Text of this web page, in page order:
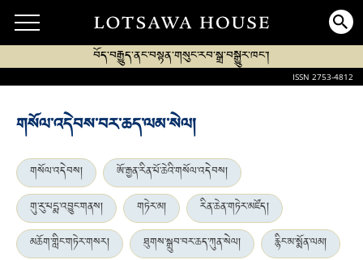
བོད་བརྒྱུད་ནང་བསྟན་གསུང་རབ་སྒྲ་བསྒྱུར་ཁང་།
ISSN 2753-4812
གསོལ་འདེབས་བར་ཆད་ལམ་སེལ།
གསོལ་འདེབས།
ཨོ་རྒྱན་རིན་པོ་ཆེའི་གསོལ་འདེབས།
གུ་རུ་པདྨ་འབྱུང་གནས།
གཏེར་མ།
རིན་ཆེན་གཏེར་མཛོད།
མཆོག་གླིང་གཏེར་གསར།
ཐུགས་སྒྲུབ་བར་ཆད་ཀུན་སེལ།
རྙིང་མ་སྨོན་ལམ།